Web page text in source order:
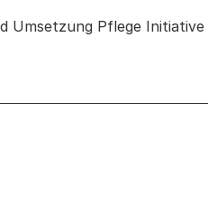
Umsetzung Pflege Initiative
zum Geschäft